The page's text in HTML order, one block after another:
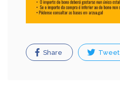
Share Tweet